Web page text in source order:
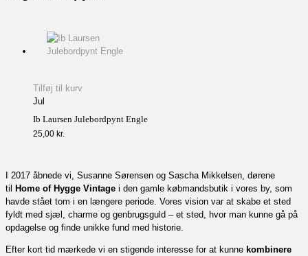
Tilføj til kurv
Jul
Ib Laursen Julebordpynt Engle
25,00 kr.
I 2017 åbnede vi, Susanne Sørensen og Sascha Mikkelsen, dørene
til
Home of Hygge Vintage i den gamle købmandsbutik i vores by, som
havde stået tom i en længere periode. Vores vision var at skabe et sted
fyldt med sjæl, charme og genbrugsguld – et sted, hvor man kunne gå på
opdagelse og finde unikke fund med historie.
Efter kort tid mærkede vi en stigende interesse for at kunne kombinere